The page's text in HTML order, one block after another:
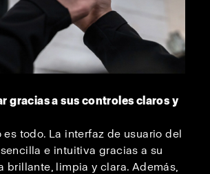
gracias a sus controles claros y
es todo. La interfaz de usuario del
sencilla e intuitiva gracias a su
brillante, limpia y clara. Además,